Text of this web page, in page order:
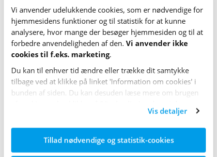
Vi anvender udelukkende cookies, som er nødvendige for
hjemme­sidens funktioner og til statistik for at kunne
analysere, hvor mange der besøger hjemme­siden og til at
forbedre anvende­lig­heden af den. Vi anvender ikke
cookies til f.eks. marketing.
Du kan til enhver tid ændre eller trække dit samtykke
tilbage ved at klikke på linket 'Information om cookies' i
bunden af siden. Du kan desuden læse mere om brugen
Vis detaljer
Tillad nødvendige og statistik-cookies
Hjertekammeret
Hjertekammeret er en podcast udviklet af
Hjerteforeningen, og omhandler blandt andet
kostens rolle i forebyggelse og behandling af
hjetesygdom.
Afsnit om forhøjet kolesterol og statiner
Afsnit om diabetes og hjertesygdom (del 1)